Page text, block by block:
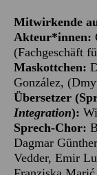
Mitwirkende
Akteur*innen:
(Fachgeschäft
Maskottchen:
González,
Übersetzer (
Integration):
Sprech-Chor:
Dagmar
Vedder, Emir